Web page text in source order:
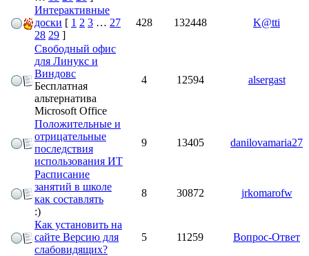
Интерактивные
доски [ 1 2 3 … 27
28 29 ]
428 132448 K@tti
Свободный офис
для Линукс и
Виндовс
Бесплатная
альтернатива
Microsoft Office
4 12594 alsergast
Положительные и
отрицательные
последствия
использования ИТ
9 13405 danilovamaria27
Расписание
занятий в школе
как составлять
:)
8 30872 jrkomarofw
Как установить на
сайте Версию для
слабовидящих?
5 11259 Вопрос-Ответ